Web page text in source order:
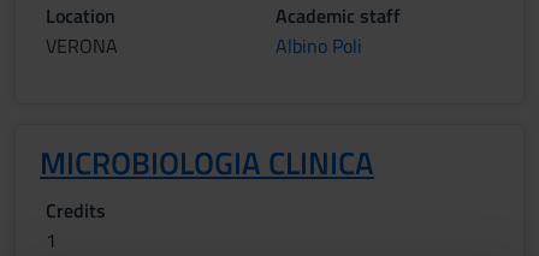
Location
VERONA
Academic staff
Albino Poli
MICROBIOLOGIA CLINICA
Credits
1